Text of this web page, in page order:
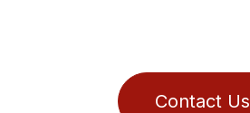
Contact Us